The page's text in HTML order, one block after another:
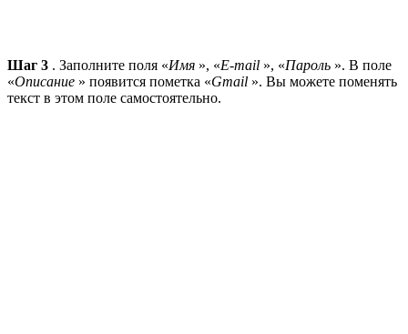
Шаг 3 . Заполните поля «Имя », «E-mail », «Пароль ». В поле
«Описание » появится пометка «Gmail ». Вы можете поменять
текст в этом поле самостоятельно.